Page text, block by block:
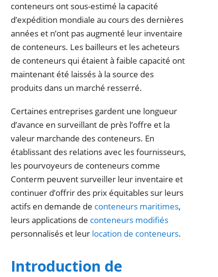
conteneurs ont sous-estimé la capacité
d’expédition mondiale au cours des dernières
années et n’ont pas augmenté leur inventaire
de conteneurs. Les bailleurs et les acheteurs
de conteneurs qui étaient à faible capacité ont
maintenant été laissés à la source des
produits dans un marché resserré.
Certaines entreprises gardent une longueur
d’avance en surveillant de près l’offre et la
valeur marchande des conteneurs. En
établissant des relations avec les fournisseurs,
les pourvoyeurs de conteneurs comme
Conterm peuvent surveiller leur inventaire et
continuer d’offrir des prix équitables sur leurs
actifs en demande de conteneurs maritimes,
leurs applications de conteneurs modifiés
personnalisés et leur location de conteneurs.
Introduction de